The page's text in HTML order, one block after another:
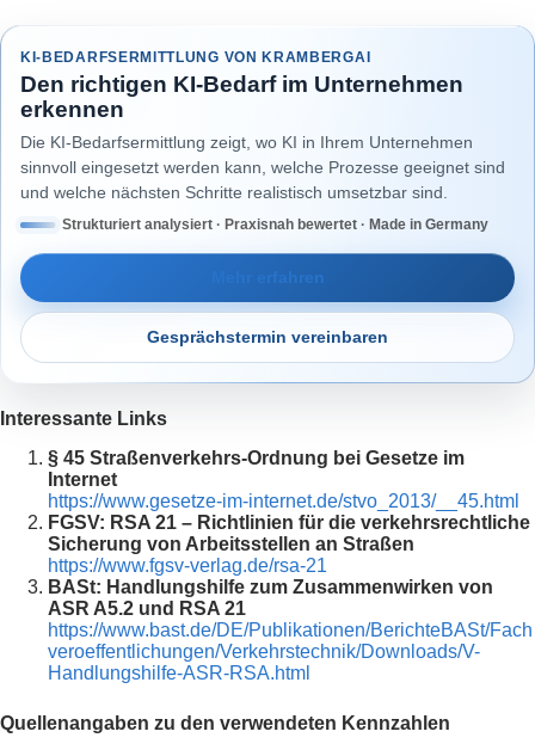
KI-BEDARFSERMITTLUNG VON KRAMBERGAI
Den richtigen KI-Bedarf im Unternehmen
erkennen
Die KI-Bedarfsermittlung zeigt, wo KI in Ihrem Unternehmen
sinnvoll eingesetzt werden kann, welche Prozesse geeignet sind
und welche nächsten Schritte realistisch umsetzbar sind.
Strukturiert analysiert · Praxisnah bewertet · Made in Germany
Mehr erfahren
Gesprächstermin vereinbaren
Interessante Links
§ 45 Straßenverkehrs-Ordnung bei Gesetze im
Internet
https://www.gesetze-im-internet.de/stvo_2013/__45.html
FGSV: RSA 21 – Richtlinien für die verkehrsrechtliche
Sicherung von Arbeitsstellen an Straßen
https://www.fgsv-verlag.de/rsa-21
BASt: Handlungshilfe zum Zusammenwirken von
ASR A5.2 und RSA 21
https://www.bast.de/DE/Publikationen/BerichteBASt/Fach
veroeffentlichungen/Verkehrstechnik/Downloads/V-
Handlungshilfe-ASR-RSA.html
Quellenangaben zu den verwendeten Kennzahlen